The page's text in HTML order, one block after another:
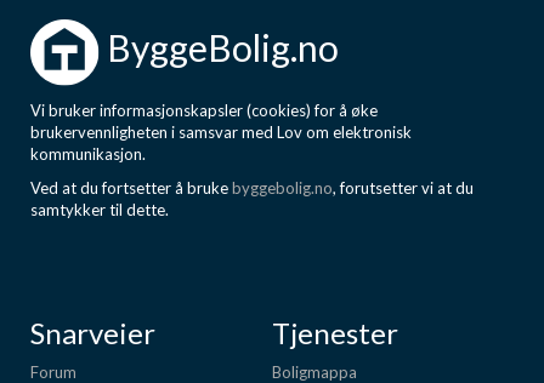
ByggeBolig.no
Vi bruker informasjonskapsler (cookies) for å øke
brukervennligheten i samsvar med Lov om elektronisk
kommunikasjon.
Ved at du fortsetter å brukebyggebolig.no, forutsetter vi at du
samtykker til dette.
Snarveier
Forum
Tjenester
Boligmappa